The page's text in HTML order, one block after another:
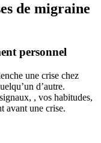
de migraine
personnel
une crise chez
d’autre.
, vos habitudes,
avant une crise.